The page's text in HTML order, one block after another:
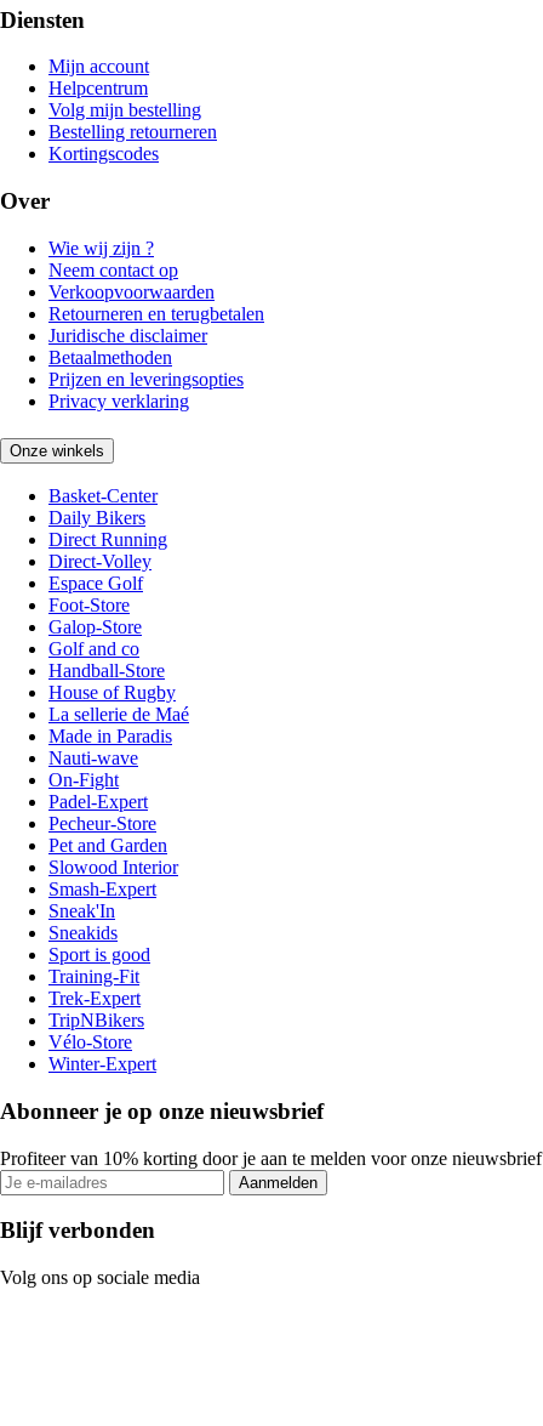
Diensten
Mijn account
Helpcentrum
Volg mijn bestelling
Bestelling retourneren
Kortingscodes
Over
Wie wij zijn ?
Neem contact op
Verkoopvoorwaarden
Retourneren en terugbetalen
Juridische disclaimer
Betaalmethoden
Prijzen en leveringsopties
Privacy verklaring
Onze winkels
Basket-Center
Daily Bikers
Direct Running
Direct-Volley
Espace Golf
Foot-Store
Galop-Store
Golf and co
Handball-Store
House of Rugby
La sellerie de Maé
Made in Paradis
Nauti-wave
On-Fight
Padel-Expert
Pecheur-Store
Pet and Garden
Slowood Interior
Smash-Expert
Sneak'In
Sneakids
Sport is good
Training-Fit
Trek-Expert
TripNBikers
Vélo-Store
Winter-Expert
Abonneer je op onze nieuwsbrief
Profiteer van 10% korting door je aan te melden voor onze nieuwsbrief
Aanmelden
Blijf verbonden
Volg ons op sociale media